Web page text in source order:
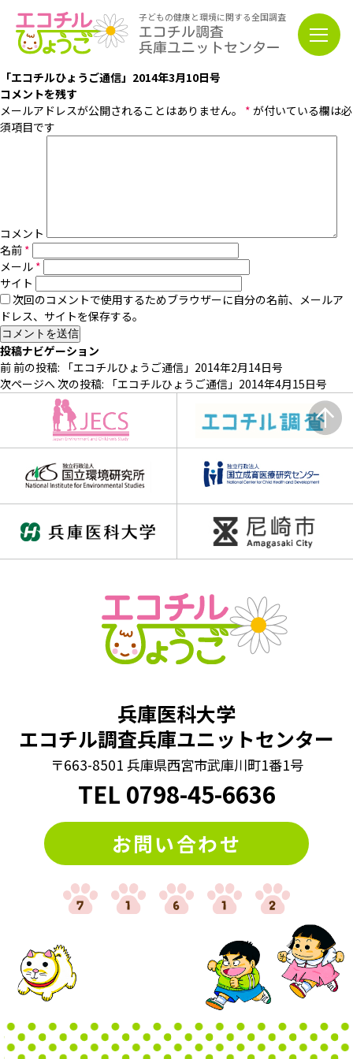
子どもの健康と環境に関する全国調査
エコチル調査
兵庫ユニットセンター
「エコチルひょうご通信」2014年3月10日号
コメントを残す
メールアドレスが公開されることはありません。
* が付いている欄は必
須項目です
コメント
名前 *
メール *
サイト
次回のコメントで使用するためブラウザーに自分の名前、メールア
ドレス、サイトを保存する。
投稿ナビゲーション
前 前の投稿:
「エコチルひょうご通信」2014年2月14日号
次ページへ次の投稿: 「エコチルひょうご通信」2014年4月15日号
兵庫医科大学
エコチル調査兵庫ユニットセンター
〒663-8501 兵庫県西宮市武庫川町1番1号
TEL 0798-45-6636
お問い合わせ